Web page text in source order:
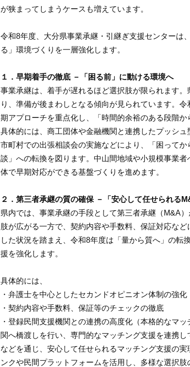
が狭まってしまうケースも増えています。
令和8年度、大分県事業承継・引継ぎ支援センターは
る」環境づくりを一層強化します。
１．早期着手の徹底 －「困る前」に動ける環境へ
事業承継は、着手が遅れるほど選択肢が限られます
り、準備が後まわしとなる傾向が見られています。
期アプローチを重点化し、「時間的余裕のある段階か
具体的には、商工団体や金融機関と連携したプッシ
市町村での出張相談会の実施などにより、「困って
談」への転換を図ります。中山間地域や小規模事業
体で早期対応ができる基盤づくりを進めます。
２．第三者承継の質の確保 －「安心して任せられる
県内では、事業承継の手段として第三者承継（M&A
肢が広がる一方で、契約内容や手数料、保証対応な
した状況を踏まえ、令和8年度は「量から質へ」の転
援を強化します。
具体的には、
・弁護士を中心としたセカンドオピニオン体制の強化
・契約内容や手数料、保証等のチェックの徹底
・登録民間支援機関との連携の高度化（本格的なマ
関へ橋渡しを行い、専門的なマッチング支援を連携し
などを通じ、安心して任せられるマッチング支援の
ンクや民間プラットフォームを活用し、多様な選択